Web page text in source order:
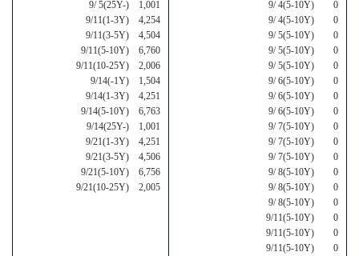
9/ 5(25Y-) 1,001
9/11(1-3Y) 4,254
9/11(3-5Y) 4,504
9/11(5-10Y) 6,760
9/11(10-25Y) 2,006
9/14(-1Y) 1,504
9/14(1-3Y) 4,251
9/14(5-10Y) 6,763
9/14(25Y-) 1,001
9/21(1-3Y) 4,251
9/21(3-5Y) 4,506
9/21(5-10Y) 6,756
9/21(10-25Y) 2,005
9/ 4(5-10Y) 0
9/ 4(5-10Y) 0
9/ 5(5-10Y) 0
9/ 5(5-10Y) 0
9/ 5(5-10Y) 0
9/ 6(5-10Y) 0
9/ 6(5-10Y) 0
9/ 6(5-10Y) 0
9/ 7(5-10Y) 0
9/ 7(5-10Y) 0
9/ 7(5-10Y) 0
9/ 8(5-10Y) 0
9/ 8(5-10Y) 0
9/ 8(5-10Y) 0
9/11(5-10Y) 0
9/11(5-10Y) 0
9/11(5-10Y) 0